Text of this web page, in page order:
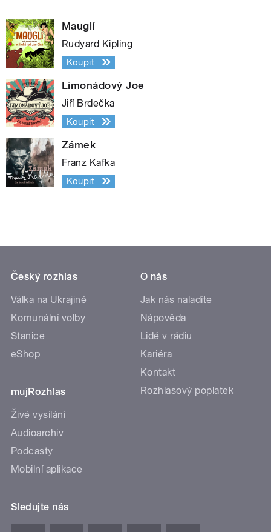
Mauglí
Rudyard Kipling
Koupit
Limonádový Joe
Jiří Brdečka
Koupit
Zámek
Franz Kafka
Koupit
Český rozhlas
Válka na Ukrajině
Komunální volby
Stanice
eShop
mujRozhlas
Živé vysílání
Audioarchiv
Podcasty
Mobilní aplikace
O nás
Jak nás naladíte
Nápověda
Lidé v rádiu
Kariéra
Kontakt
Rozhlasový poplatek
Sledujte nás